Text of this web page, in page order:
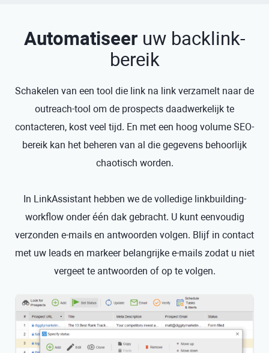
Automatiseeruw backlink-
bereik
Schakelen van een tool die link na link verzamelt naar de
outreach-tool om de prospects daadwerkelijk te
contacteren, kost veel tijd. En met een hoog volume SEO-
bereik kan het beheren van al die gegevens behoorlijk
chaotisch worden.
In LinkAssistant hebben we de volledige linkbuilding-
workflow onder één dak gebracht. U kunt eenvoudig
verzonden e-mails en antwoorden volgen. Blijf in contact
met uw leads en markeer belangrijke e-mails zodat u niet
vergeet te antwoorden of op te volgen.